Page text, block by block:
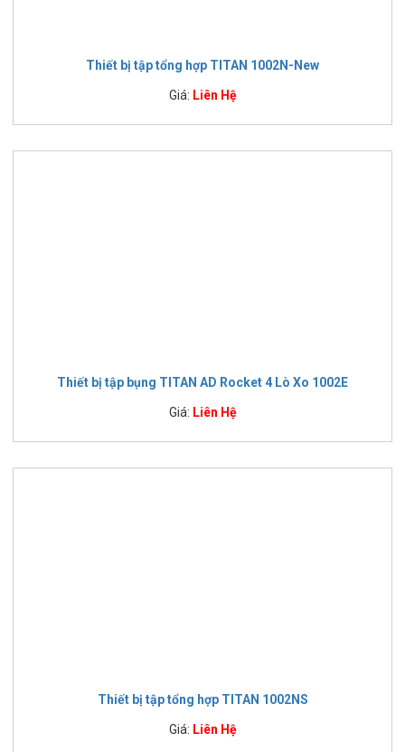
Thiết bị tập tổng hợp TITAN 1002N-New
Giá: Liên Hệ
Thiết bị tập bụng TITAN AD Rocket 4 Lò Xo 1002E
Giá: Liên Hệ
Thiết bị tập tổng hợp TITAN 1002NS
Giá: Liên Hệ